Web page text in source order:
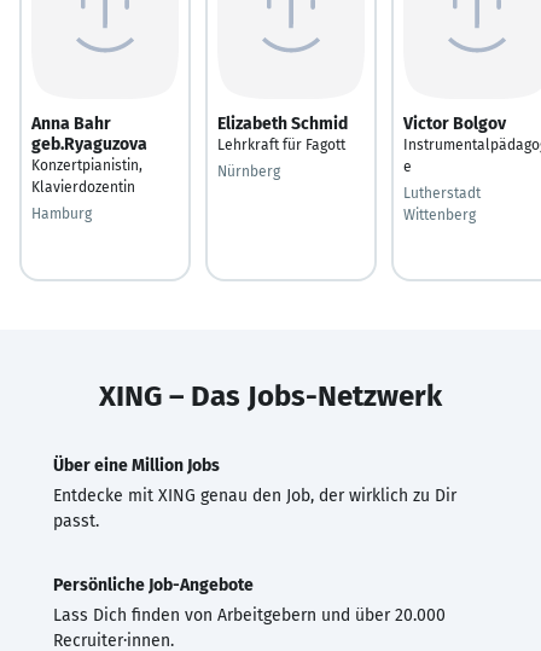
Anna Bahr
geb.Ryaguzova
Konzertpianistin,
Klavierdozentin
Hamburg
Elizabeth Schmid
Lehrkraft für Fagott
Nürnberg
Victor Bolgov
e
Lutherstadt
Wittenberg
XING – Das Jobs-Netzwerk
Über eine Million Jobs
Entdecke mit XING genau den Job, der wirklich zu Dir
passt.
Persönliche Job-Angebote
Lass Dich finden von Arbeitgebern und über 20.000
Recruiter·innen.